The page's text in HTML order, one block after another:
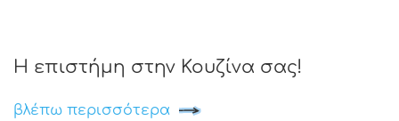
Η επιστήμη στην Κουζίνα σας!
βλέπω περισσότερα